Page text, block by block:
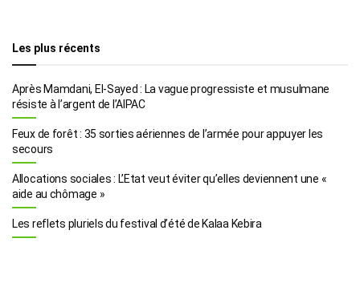
Les plus récents
Après Mamdani, El-Sayed : La vague progressiste et musulmane
résiste à l’argent de l’AIPAC
Feux de forêt : 35 sorties aériennes de l’armée pour appuyer les
secours
Allocations sociales : L’Etat veut éviter qu’elles deviennent une «
aide au chômage »
Les reflets pluriels du festival d’été de Kalaa Kebira